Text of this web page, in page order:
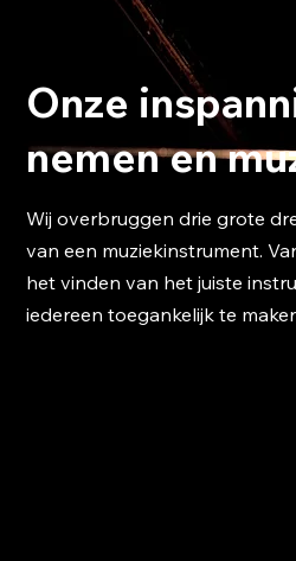
Onze
nemen en
Wij overbruggen drie grote
van een muziekinstrument.
het vinden van het juiste
iedereen toegankelijk te